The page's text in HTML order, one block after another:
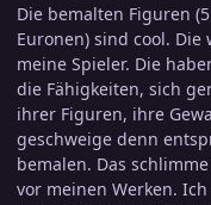
Die bemalten Figuren
Euronen) sind cool.
meine Spieler. Die
die Fähigkeiten, sich
ihrer Figuren, ihre
geschweige denn
bemalen. Das
vor meinen Werken.